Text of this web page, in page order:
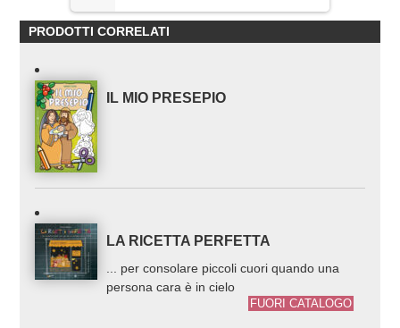
PRODOTTI CORRELATI
IL MIO PRESEPIO
LA RICETTA PERFETTA
... per consolare piccoli cuori quando una
persona cara è in cielo
FUORI CATALOGO